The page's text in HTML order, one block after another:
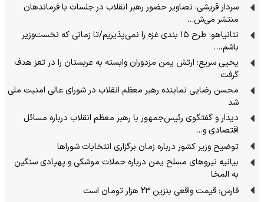
سردار قریشی: تصاویر حضور رهبر انقلاب در جلسات با فرماندهان
منتشر می‌ش…
نتانیاهو: طرح ۱۵ بندی غزه را نمی‌پذیریم/تا زمانی که نخست‌وزیر
باشم،…
یحیی سریع: ارتش یمن مزدوران وابسته به عربستان را در تعز هدف
گرفت
محسن رضایی نماینده رهبر معظم انقلاب در شورای عالی امنیت ملی
شد
دیدار و گفتگوی رئیس‌جمهور با رهبر معظم انقلاب درباره مسائل
اقتصادی و…
توضیح وزیر کشور درباره زمان برگزاری انتخابات شوراها
بیانیه نیروهای مسلح یمن درباره حملات موشکی و پهپادی سنگین
به المخا
فارس: قیمت واقعی بنزین ۲۳ هزار تومان است